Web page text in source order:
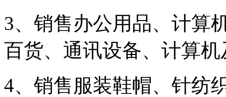
3、销售办公用品、计算
百货、通讯设备、计算
4、销售服装鞋帽、针纺